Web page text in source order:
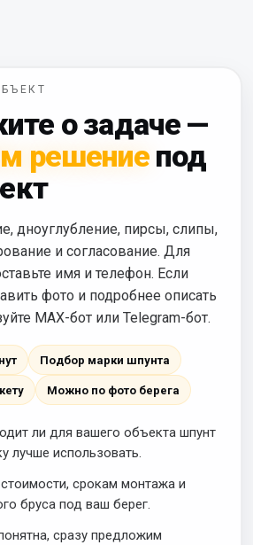
о задаче —
решение под
дноуглубление, пирсы, слипы,
и согласование. Для
имя и телефон. Если
фото и подробнее описать
MAX-бот или Telegram-бот.
Подбор марки шпунта
Можно по фото берега
ли для вашего объекта шпунт
лучше использовать.
срокам монтажа и
бруса под ваш берег.
сразу предложим